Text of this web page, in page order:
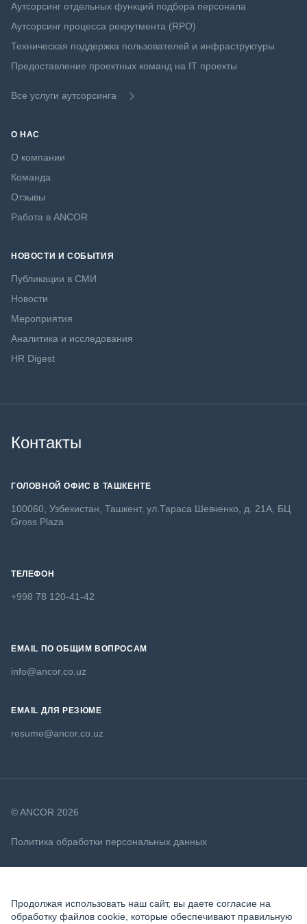
Аутсорсинг отдельных функций подбора персонала
Аутсорсинг процесса рекрутмента (RPO)
Техническая поддержка пользователей и инфраструктуры
Предоставление проектных команд на IT проекты
Все услуги аутсорсинга
О НАС
О компании
Команда
Отзывы
Работа в ANCOR
НОВОСТИ И СОБЫТИЯ
Публикации в СМИ
Новости
Мероприятия
Аналитика и исследования
HR Digest
Контакты
ГОЛОВНОЙ ОФИС В ТАШКЕНТЕ
100060, Узбекистан, Ташкент, ул.Тараса Шевченко, д. 21А, БЦ
Gross Plaza
ТЕЛЕФОН
+998 78 120-41-42
EMAIL ПО ОБЩИМ ВОПРОСАМ
info@ancor.co.uz
EMAIL ДЛЯ РЕЗЮМЕ
resume@ancor.co.uz
© ANCOR 2026
Политика обработки персональных данных
Продолжая использовать наш сайт, вы даете согласие на
обработку файлов cookie, которые обеспечивают правильную